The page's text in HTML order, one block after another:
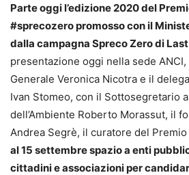
Parte oggi l’edizione 2020 del
#sprecozero promosso con il
dalla campagna Spreco Zero di
presentazione oggi nella sede
Generale Veronica Nicotra e il
Ivan Stomeo, con il Sottosegretario
dell’Ambiente Roberto Morassut, il
Andrea Segrè, il curatore del Premio
al 15 settembre spazio a enti
cittadini e associazioni per